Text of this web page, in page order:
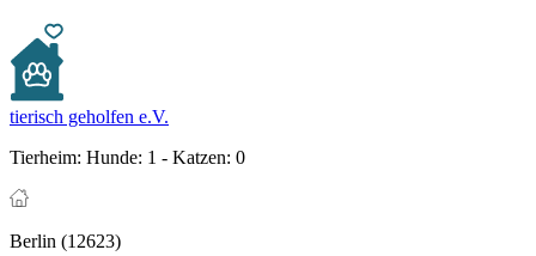
tierisch geholfen e.V.
Tierheim: Hunde: 1 - Katzen: 0
Berlin (12623)